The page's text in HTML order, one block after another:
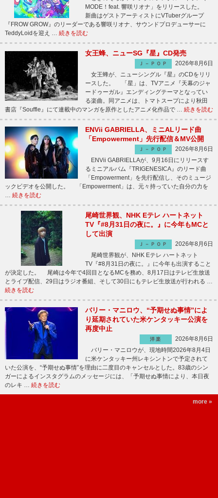
MODE！feat. 響咲リオナ」をリリースした。
新曲はゲストアーティストにVTuberグループ
『FROW GROW』のリーダーである響咲リオナ、サウンドプロデューサーに
TeddyLoidを迎え … 続きを読む
女王蜂、ニューSG『星』CD発売
Ｊ－ＰＯＰ
2026年8月6日
女王蜂が、ニューシングル『星』のCDをリリ
ースした。 「星」は、TVアニメ『天幕のジャ
ードゥーガル』エンディングテーマとなってい
る楽曲。同アニメは、トマトスープにより秋田
書店『Souffle』にて連載中のマンガを原作としたアニメ化作品で … 続きを読む
ENVii GABRIELLA、ミニALリード曲
「Empowerment」先行配信＆MV公開
Ｊ－ＰＯＰ
2026年8月6日
ENVii GABRIELLAが、9月16日にリリースす
るミニアルバム『TRIGENESICA』のリード曲
「Empowerment」を先行配信し、そのミュージ
ックビデオを公開した。 「Empowerment」は、元々持っていた自分の力を
… 続きを読む
尾崎世界観、NHK Eテレ ハートネット
TV『#8月31日の夜に。』に今年もMCと
して出演
Ｊ－ＰＯＰ
2026年8月6日
尾崎世界観が、NHK Eテレ ハートネット
TV『#8月31日の夜に。』に今年も出演すること
が決定した。 尾崎は今年で4回目となるMCを務め、8月17日はテレビ生放送
とライブ配信、29日はラジオ番組、そして30日にもテレビ生放送が行われる …
続きを読む
バリー・マニロウ、“予期せぬ事情”によ
り延期されていた米ケンタッキー公演を
再度中止
洋楽
2026年8月6日
バリー・マニロウが、現地時間2026年8月4日
に米ケンタッキー州レキシントンで予定されて
いた公演を、“予期せぬ事情”を理由に二度目のキャンセルとした。83歳のシン
ガーによるインスタグラムのメッセージには、「予期せぬ事情により、本日夜
のレキ … 続きを読む
more »